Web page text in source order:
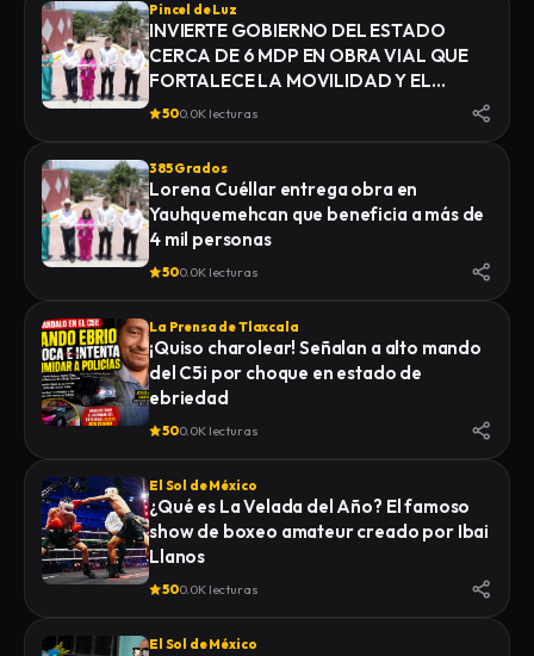
Pincel de Luz
INVIERTE GOBIERNO DEL ESTADO
CERCA DE 6 MDP EN OBRA VIAL QUE
FORTALECE LA MOVILIDAD Y EL
DESARROLLO DE YAUHQUEMEHCAN
500.0K lecturas
385 Grados
Lorena Cuéllar entrega obra en
Yauhquemehcan que beneficia a más de
4 mil personas
500.0K lecturas
La Prensa de Tlaxcala
¡Quiso charolear! Señalan a alto mando
del C5i por choque en estado de
ebriedad
500.0K lecturas
El Sol de México
¿Qué es La Velada del Año? El famoso
show de boxeo amateur creado por Ibai
Llanos
500.0K lecturas
El Sol de México